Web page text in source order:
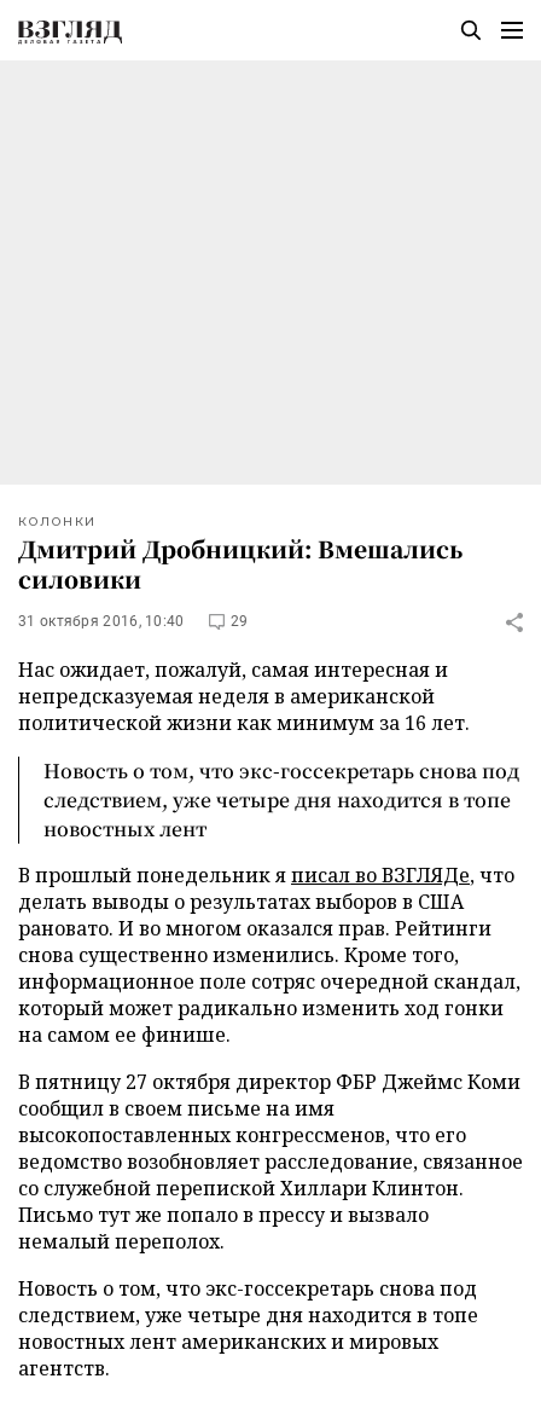
КОЛОНКИ
Дмитрий Дробницкий: Вмешались
силовики
31 октября 2016, 10:40 29
Нас ожидает, пожалуй, самая интересная и
непредсказуемая неделя в американской
политической жизни как минимум за 16 лет.
Новость о том, что экс-госсекретарь снова под
следствием, уже четыре дня находится в топе
новостных лент
В прошлый понедельник яписал во ВЗГЛЯДе, что
делать выводы о результатах выборов в США
рановато. И во многом оказался прав. Рейтинги
снова существенно изменились. Кроме того,
информационное поле сотряс очередной скандал,
который может радикально изменить ход гонки
на самом ее финише.
В пятницу 27 октября директор ФБР Джеймс Коми
сообщил в своем письме на имя
высокопоставленных конгрессменов, что его
ведомство возобновляет расследование, связанное
со служебной перепиской Хиллари Клинтон.
Письмо тут же попало в прессу и вызвало
немалый переполох.
Новость о том, что экс-госсекретарь снова под
следствием, уже четыре дня находится в топе
новостных лент американских и мировых
агентств.